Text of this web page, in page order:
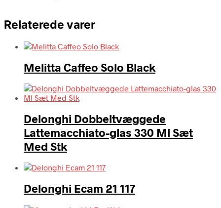
Relaterede varer
Melitta Caffeo Solo Black
Delonghi Dobbeltvæggede
Lattemacchiato-glas 330 Ml Sæt
Med Stk
Delonghi Ecam 21 117